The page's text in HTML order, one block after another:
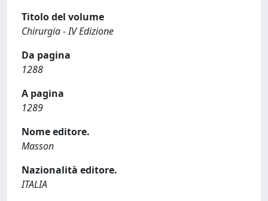
Titolo del volume
Chirurgia - IV Edizione
Da pagina
1288
A pagina
1289
Nome editore.
Masson
Nazionalità editore.
ITALIA